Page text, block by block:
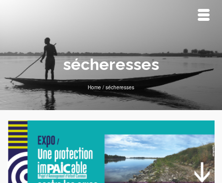
sécheresses
Home / sécheresses